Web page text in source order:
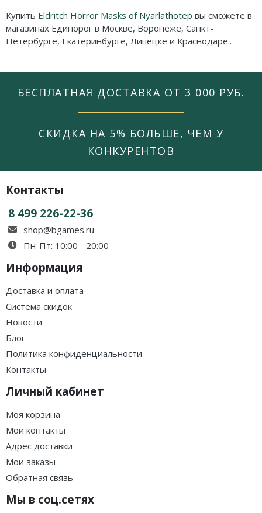
Купить Eldritch Horror Masks of Nyarlathotep вы сможете в
магазинах Единорог в Москве, Воронеже, Санкт-
Петербурге, Екатеринбурге, Липецке и Краснодаре..
БЕСПЛАТНАЯ ДОСТАВКА ОТ 3 000 РУБ.
СКИДКА НА 5% БОЛЬШЕ, ЧЕМ У
КОНКУРЕНТОВ
Контакты
8 499 226-22-36
shop@bgames.ru
Пн-Пт: 10:00 - 20:00
Информация
Доставка и оплата
Система скидок
Новости
Блог
Политика конфиденциальности
Контакты
Личный кабинет
Моя корзина
Мои контакты
Адрес доставки
Мои заказы
Обратная связь
Мы в соц.сетях